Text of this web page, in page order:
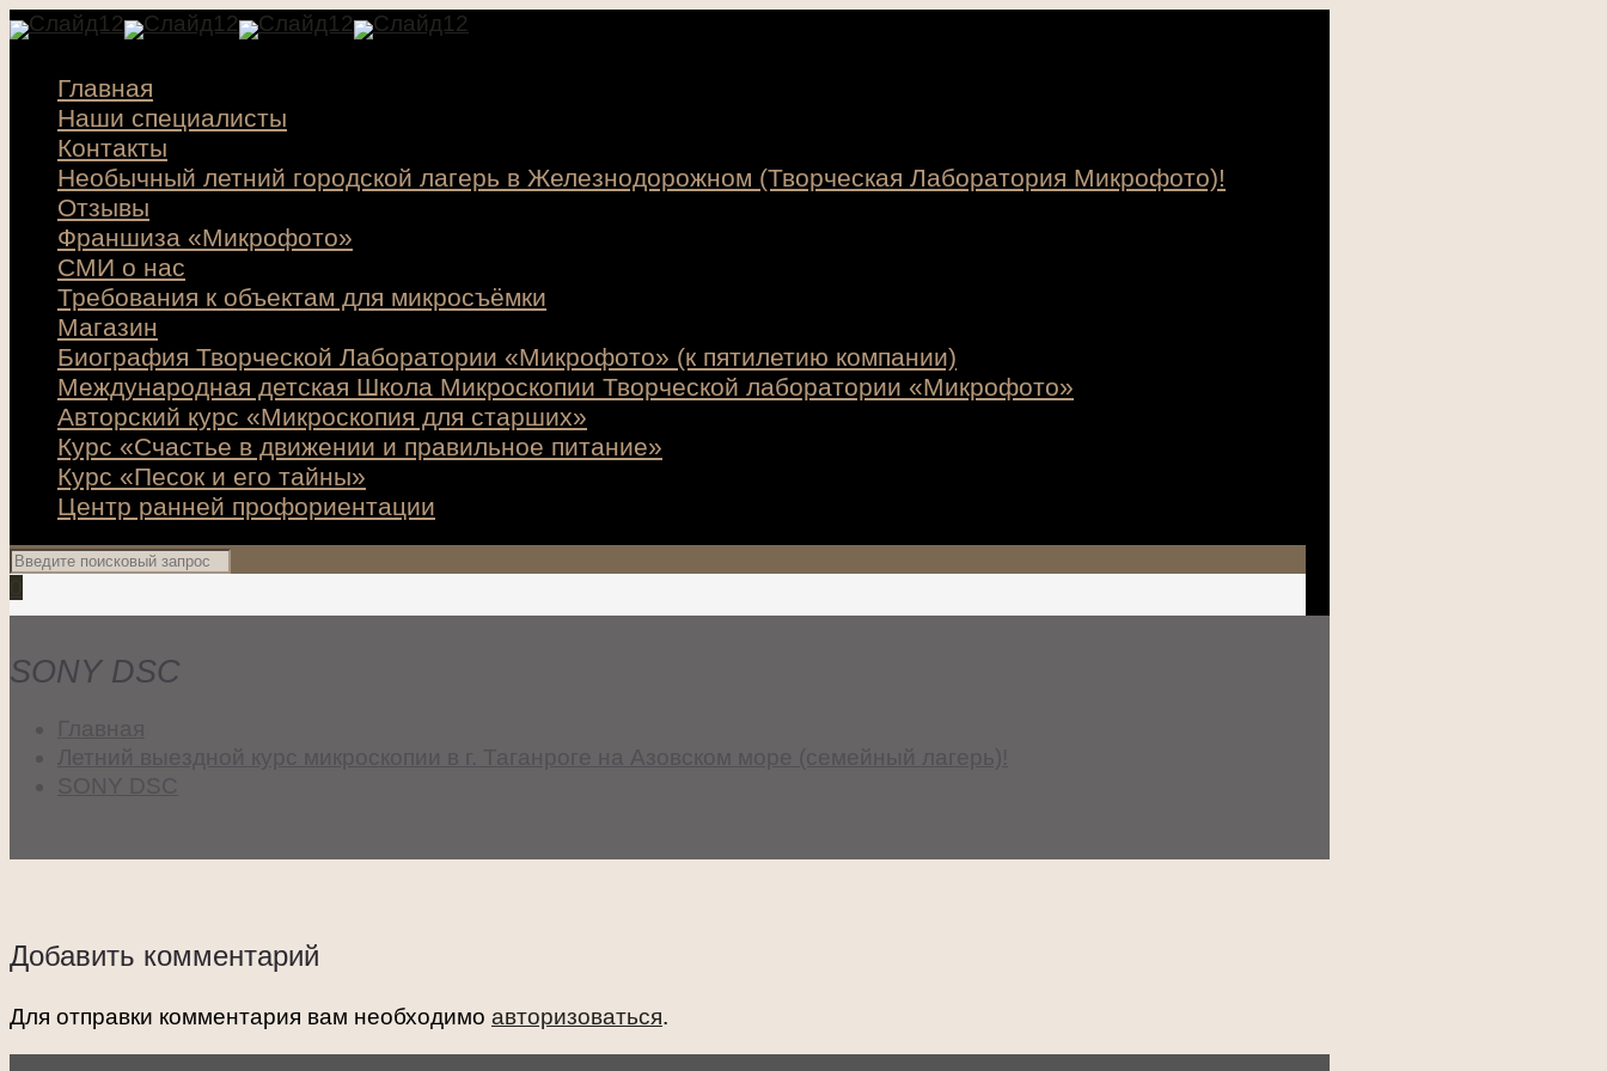
Главная
Наши специалисты
Контакты
Необычный летний городской лагерь в Железнодорожном (Творческая Лаборатория Микрофото)!
Отзывы
Франшиза «Микрофото»
СМИ о нас
Требования к объектам для микросъёмки
Магазин
Биография Творческой Лаборатории «Микрофото» (к пятилетию компании)
Международная детская Школа Микроскопии Творческой лаборатории «Микрофото»
Авторский курс «Микроскопия для старших»
Курс «Счастье в движении и правильное питание»
Курс «Песок и его тайны»
Центр ранней профориентации
SONY DSC
Добавить комментарий
Для отправки комментария вам необходимо авторизоваться.